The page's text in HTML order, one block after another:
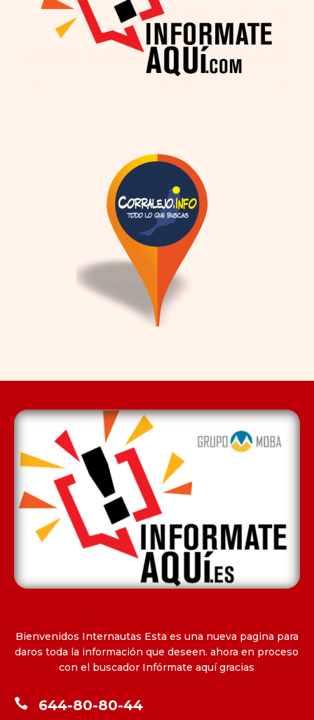
Bienvenidos Internautas Esta es una nueva pagina para
daros toda la información que deseen. ahora en proceso
con el buscador Infórmate aquí gracias
 644-80-80-44